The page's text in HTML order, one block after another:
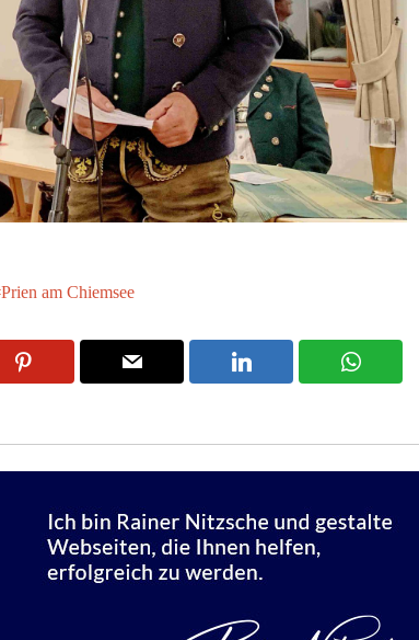
Prien am Chiemsee